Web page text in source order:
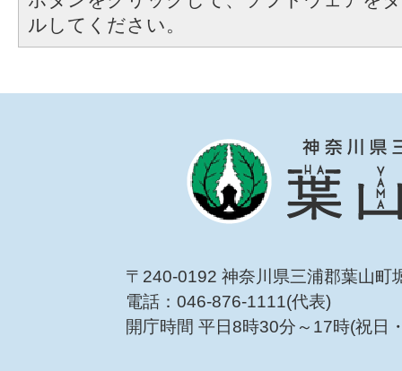
ルしてください。
〒240-0192 神奈川県三浦郡葉山町
電話：046-876-1111(代表)
開庁時間 平日8時30分～17時(祝日